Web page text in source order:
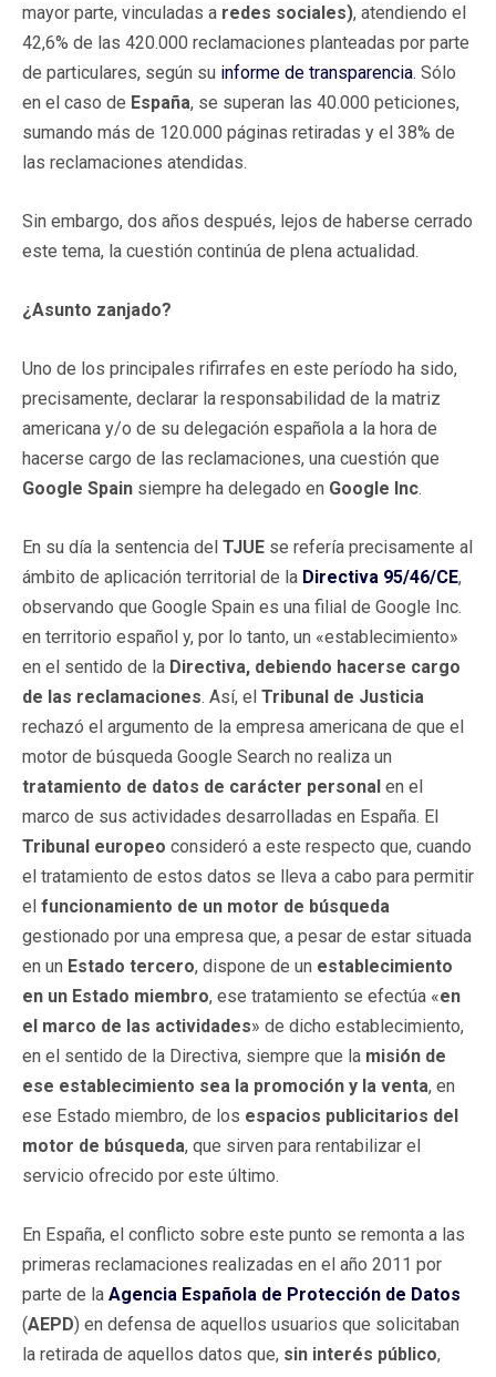
mayor parte, vinculadas a redes sociales), atendiendo el
42,6% de las 420.000 reclamaciones planteadas por parte
de particulares, según su informe de transparencia. Sólo
en el caso de España, se superan las 40.000 peticiones,
sumando más de 120.000 páginas retiradas y el 38% de
las reclamaciones atendidas.
Sin embargo, dos años después, lejos de haberse cerrado
este tema, la cuestión continúa de plena actualidad.
¿Asunto zanjado?
Uno de los principales rifirrafes en este período ha sido,
precisamente, declarar la responsabilidad de la matriz
americana y/o de su delegación española a la hora de
hacerse cargo de las reclamaciones, una cuestión que
Google Spain siempre ha delegado en Google Inc.
En su día la sentencia del TJUE se refería precisamente al
ámbito de aplicación territorial de la Directiva 95/46/CE,
observando que Google Spain es una filial de Google Inc.
en territorio español y, por lo tanto, un «establecimiento»
en el sentido de la Directiva, debiendo hacerse cargo
de las reclamaciones. Así, el Tribunal de Justicia
rechazó el argumento de la empresa americana de que el
motor de búsqueda Google Search no realiza un
tratamiento de datos de carácter personal en el
marco de sus actividades desarrolladas en España. El
Tribunal europeo consideró a este respecto que, cuando
el tratamiento de estos datos se lleva a cabo para permitir
el funcionamiento de un motor de búsqueda
gestionado por una empresa que, a pesar de estar situada
en un Estado tercero, dispone de un establecimiento
en un Estado miembro, ese tratamiento se efectúa «en
el marco de las actividades» de dicho establecimiento,
en el sentido de la Directiva, siempre que la misión de
ese establecimiento sea la promoción y la venta, en
ese Estado miembro, de los espacios publicitarios del
motor de búsqueda, que sirven para rentabilizar el
servicio ofrecido por este último.
En España, el conflicto sobre este punto se remonta a las
primeras reclamaciones realizadas en el año 2011 por
parte de la Agencia Española de Protección de Datos
(AEPD) en defensa de aquellos usuarios que solicitaban
la retirada de aquellos datos que, sin interés público,